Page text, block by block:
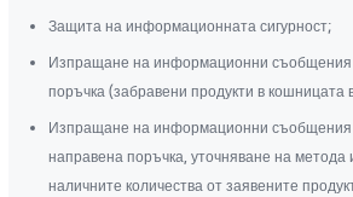
Защита на информационната сигурност;
Изпращане на информационни
поръчка (забравени продукти в кошницата
Изпращане на информационни съобщения
направена поръчка, уточняване на метода
наличните количества от заявените